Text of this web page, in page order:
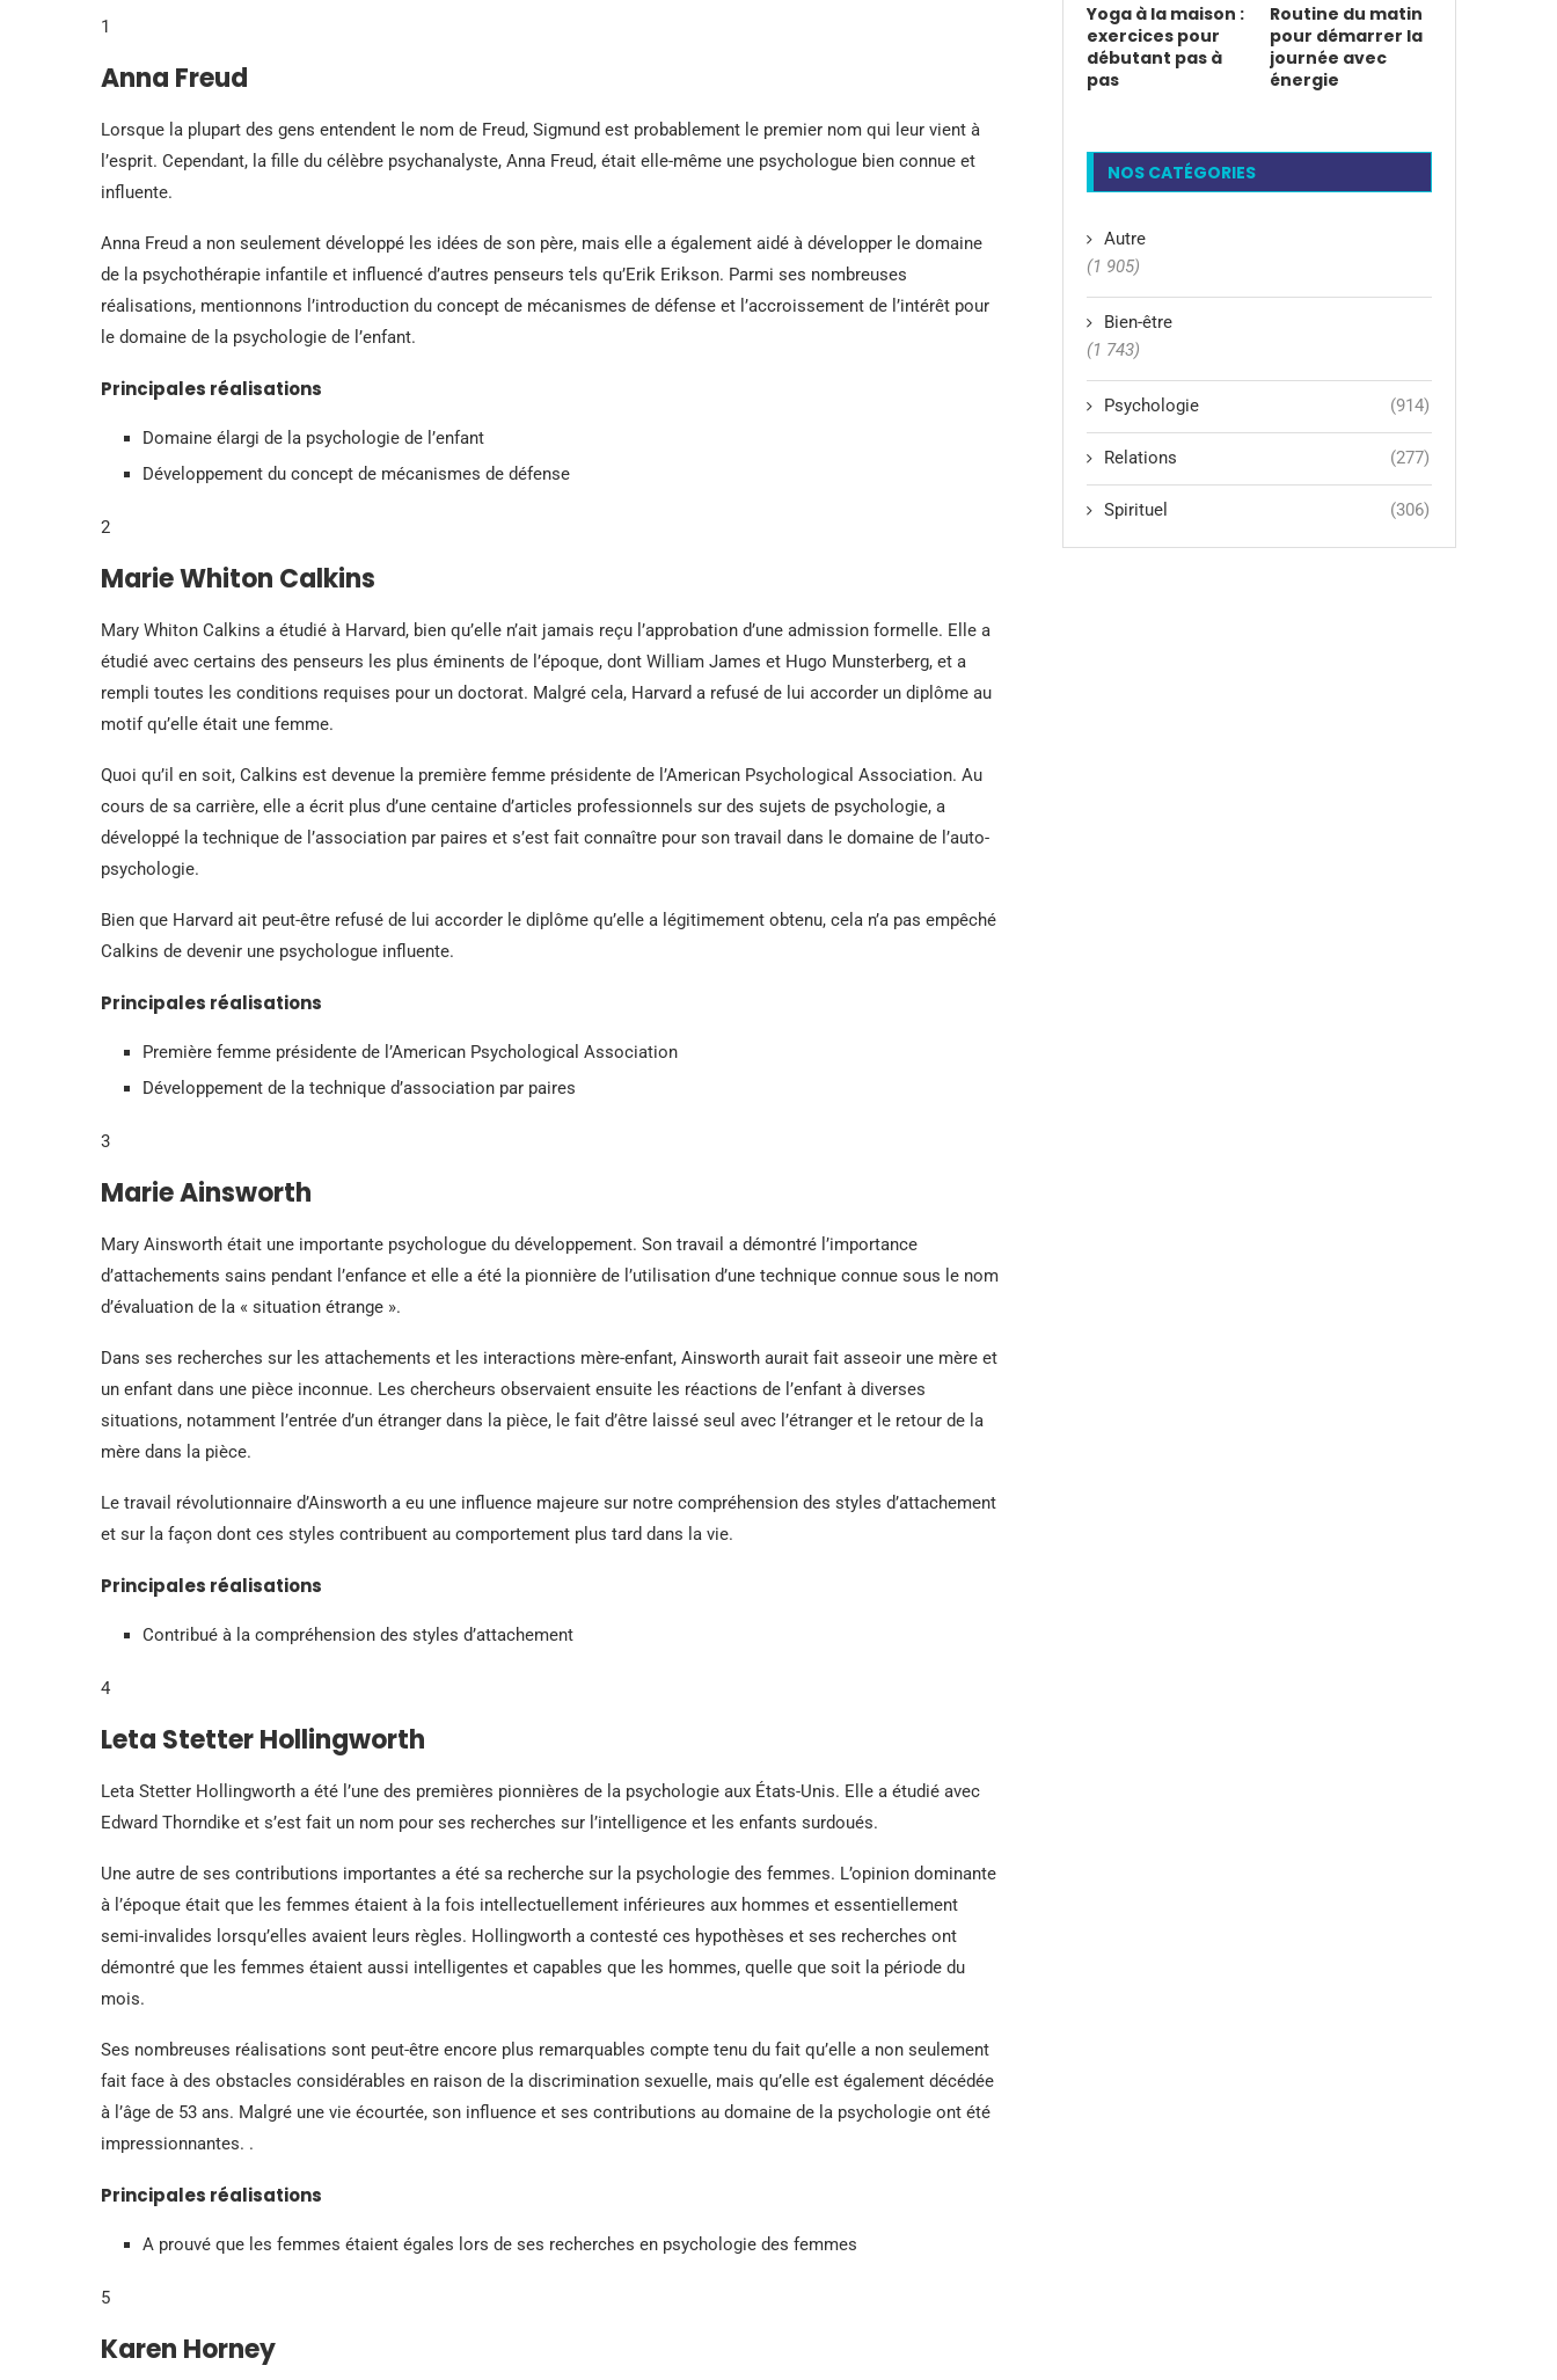
1
Anna Freud
Lorsque la plupart des gens entendent le nom de Freud, Sigmund est probablement le premier nom qui leur vient à
l’esprit. Cependant, la fille du célèbre psychanalyste, Anna Freud, était elle-même une psychologue bien connue et
influente.
Anna Freud a non seulement développé les idées de son père, mais elle a également aidé à développer le domaine
de la psychothérapie infantile et influencé d’autres penseurs tels qu’Erik Erikson. Parmi ses nombreuses
réalisations, mentionnons l’introduction du concept de mécanismes de défense et l’accroissement de l’intérêt pour
le domaine de la psychologie de l’enfant.
Principales réalisations
Domaine élargi de la psychologie de l’enfant
Développement du concept de mécanismes de défense
2
Marie Whiton Calkins
Mary Whiton Calkins a étudié à Harvard, bien qu’elle n’ait jamais reçu l’approbation d’une admission formelle. Elle a
étudié avec certains des penseurs les plus éminents de l’époque, dont William James et Hugo Munsterberg, et a
rempli toutes les conditions requises pour un doctorat. Malgré cela, Harvard a refusé de lui accorder un diplôme au
motif qu’elle était une femme.
Quoi qu’il en soit, Calkins est devenue la première femme présidente de l’American Psychological Association. Au
cours de sa carrière, elle a écrit plus d’une centaine d’articles professionnels sur des sujets de psychologie, a
développé la technique de l’association par paires et s’est fait connaître pour son travail dans le domaine de l’auto-
psychologie.
Bien que Harvard ait peut-être refusé de lui accorder le diplôme qu’elle a légitimement obtenu, cela n’a pas empêché
Calkins de devenir une psychologue influente.
Principales réalisations
Première femme présidente de l’American Psychological Association
Développement de la technique d’association par paires
3
Marie Ainsworth
Mary Ainsworth était une importante psychologue du développement. Son travail a démontré l’importance
d’attachements sains pendant l’enfance et elle a été la pionnière de l’utilisation d’une technique connue sous le nom
d’évaluation de la « situation étrange ».
Dans ses recherches sur les attachements et les interactions mère-enfant, Ainsworth aurait fait asseoir une mère et
un enfant dans une pièce inconnue. Les chercheurs observaient ensuite les réactions de l’enfant à diverses
situations, notamment l’entrée d’un étranger dans la pièce, le fait d’être laissé seul avec l’étranger et le retour de la
mère dans la pièce.
Le travail révolutionnaire d’Ainsworth a eu une influence majeure sur notre compréhension des styles d’attachement
et sur la façon dont ces styles contribuent au comportement plus tard dans la vie.
Principales réalisations
Contribué à la compréhension des styles d’attachement
4
Leta Stetter Hollingworth
Leta Stetter Hollingworth a été l’une des premières pionnières de la psychologie aux États-Unis. Elle a étudié avec
Edward Thorndike et s’est fait un nom pour ses recherches sur l’intelligence et les enfants surdoués.
Une autre de ses contributions importantes a été sa recherche sur la psychologie des femmes. L’opinion dominante
à l’époque était que les femmes étaient à la fois intellectuellement inférieures aux hommes et essentiellement
semi-invalides lorsqu’elles avaient leurs règles. Hollingworth a contesté ces hypothèses et ses recherches ont
démontré que les femmes étaient aussi intelligentes et capables que les hommes, quelle que soit la période du
mois.
Ses nombreuses réalisations sont peut-être encore plus remarquables compte tenu du fait qu’elle a non seulement
fait face à des obstacles considérables en raison de la discrimination sexuelle, mais qu’elle est également décédée
à l’âge de 53 ans. Malgré une vie écourtée, son influence et ses contributions au domaine de la psychologie ont été
impressionnantes. .
Principales réalisations
A prouvé que les femmes étaient égales lors de ses recherches en psychologie des femmes
5
Karen Horney
Yoga à la maison :
exercices pour
débutant pas à
pas
Routine du matin
pour démarrer la
journée avec
énergie
NOS CATÉGORIES
Autre
(1 905)
Bien-être
(1 743)
Psychologie (914)
Relations (277)
Spirituel (306)